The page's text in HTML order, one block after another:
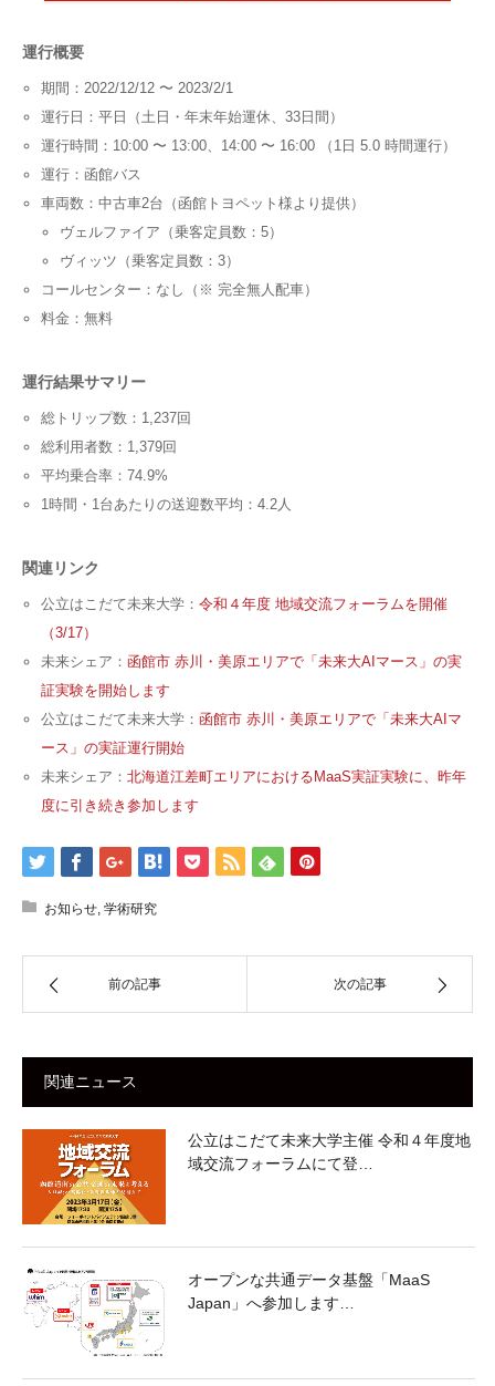
運行概要
期間：2022/12/12 〜 2023/2/1
運行日：平日（土日・年末年始運休、33日間）
運行時間：10:00 〜 13:00、14:00 〜 16:00 （1日 5.0 時間運行）
運行：函館バス
車両数：中古車2台（函館トヨペット様より提供）
ヴェルファイア（乗客定員数：5）
ヴィッツ（乗客定員数：3）
コールセンター：なし（※ 完全無人配車）
料金：無料
運行結果サマリー
総トリップ数：1,237回
総利用者数：1,379回
平均乗合率：74.9%
1時間・1台あたりの送迎数平均：4.2人
関連リンク
公立はこだて未来大学： 令和４年度 地域交流フォーラムを開催
（3/17）
未来シェア： 函館市 赤川・美原エリアで「未来大AIマース」の実
証実験を開始します
公立はこだて未来大学： 函館市 赤川・美原エリアで「未来大AIマ
ース」の実証運行開始
未来シェア： 北海道江差町エリアにおけるMaaS実証実験に、昨年
度に引き続き参加します
お知らせ, 学術研究
前の記事 次の記事
関連ニュース
公立はこだて未来大学主催 令和４年度地
域交流フォーラムにて登…
オープンな共通データ基盤「MaaS
Japan」へ参加します…